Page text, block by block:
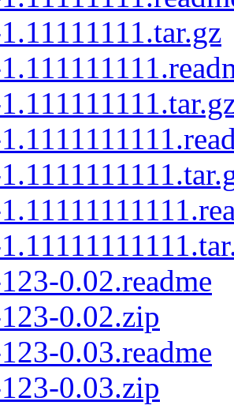
0.02.readme
0.02.zip
0.03.readme
0.03.zip